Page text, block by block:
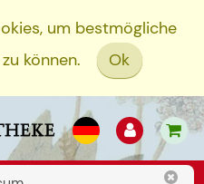
um bestmögliche
können.
Ok